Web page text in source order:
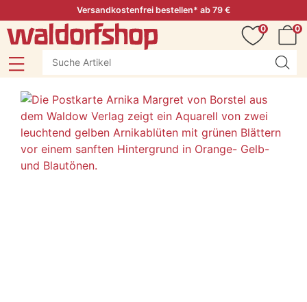
Versandkostenfrei bestellen* ab 79 €
0
0